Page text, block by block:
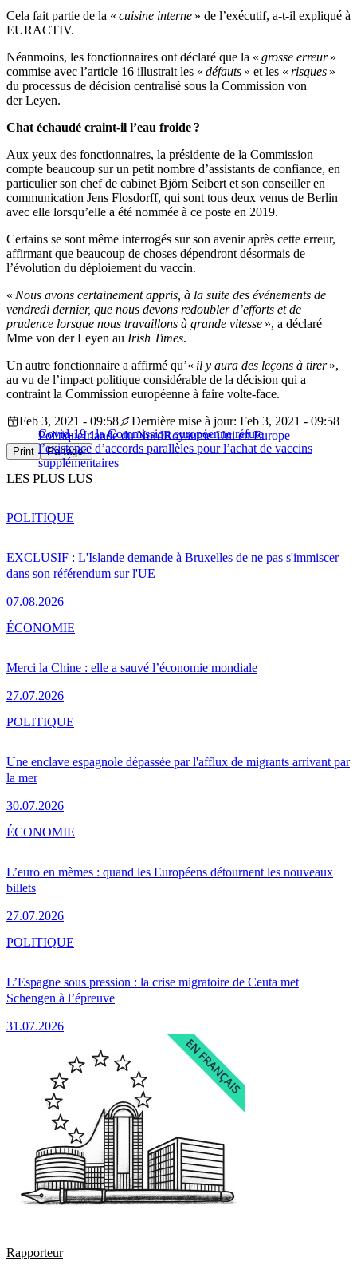
Cela fait partie de la « cuisine interne » de l’exécutif, a-t-il expliqué à
EURACTIV.
Néanmoins, les fonctionnaires ont déclaré que la « grosse erreur»
commise avec l’article 16 illustrait les « défauts » et les « risques »
du processus de décision centralisé sous la Commission von
der Leyen.
Chat échaudé craint-il l’eau froide ?
Aux yeux des fonctionnaires, la présidente de la Commission
compte beaucoup sur un petit nombre d’assistants de confiance, en
particulier son chef de cabinet Björn Seibert et son conseiller en
communication Jens Flosdorff, qui sont tous deux venus de Berlin
avec elle lorsqu’elle a été nommée à ce poste en 2019.
Certains se sont même interrogés sur son avenir après cette erreur,
affirmant que beaucoup de choses dépendront désormais de
l’évolution du déploiement du vaccin.
« Nous avons certainement appris, à la suite des événements de
vendredi dernier, que nous devons redoubler d’efforts et de
prudence lorsque nous travaillons à grande vitesse », a déclaré
Mme von der Leyen au Irish Times.
Un autre fonctionnaire a affirmé qu’« il y aura des leçons à tirer»,
au vu de l’impact politique considérable de la décision qui a
contraint la Commission européenne à faire volte-face.
Covid-19 : la Commission européenne réfute
l’existence d’accords parallèles pour l’achat de vaccins
supplémentaires
Feb 3, 2021 - 09:58
Dernière mise à jour: Feb 3, 2021 - 09:58
PolitiqueIrlande du NordRoyaume-Uni en Europe
Print Partager
LES PLUS LUS
EXCLUSIF : L'Islande demande à Bruxelles de ne pas s'immiscer
dans son référendum sur l'UE
07.08.2026
POLITIQUE
Merci la Chine : elle a sauvé l’économie mondiale
27.07.2026
ÉCONOMIE
Une enclave espagnole dépassée par l'afflux de migrants arrivant par
la mer
30.07.2026
POLITIQUE
L’euro en mèmes : quand les Européens détournent les nouveaux
billets
27.07.2026
ÉCONOMIE
L’Espagne sous pression : la crise migratoire de Ceuta met
Schengen à l’épreuve
31.07.2026
POLITIQUE
Rapporteur